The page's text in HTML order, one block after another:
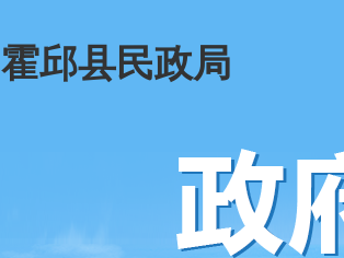
霍邱县民政局